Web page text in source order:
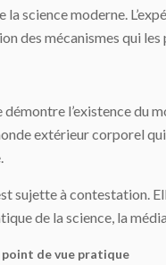
science moderne.
des mécanismes qui
démontre l’existence du
extérieur corporel
sujette à contestation.
de la science, la
point de vue pratique